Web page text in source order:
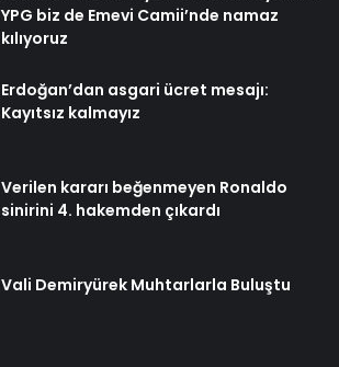
YPG biz de Emevi Camii’nde namaz
kılıyoruz
Erdoğan’dan asgari ücret mesajı:
Kayıtsız kalmayız
Verilen kararı beğenmeyen Ronaldo
sinirini 4. hakemden çıkardı
Vali Demiryürek Muhtarlarla Buluştu